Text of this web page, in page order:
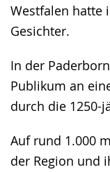
Westfalen hatte
Gesichter.
In der
Publikum an
durch die 1250-
Auf rund 1.000
der Region und